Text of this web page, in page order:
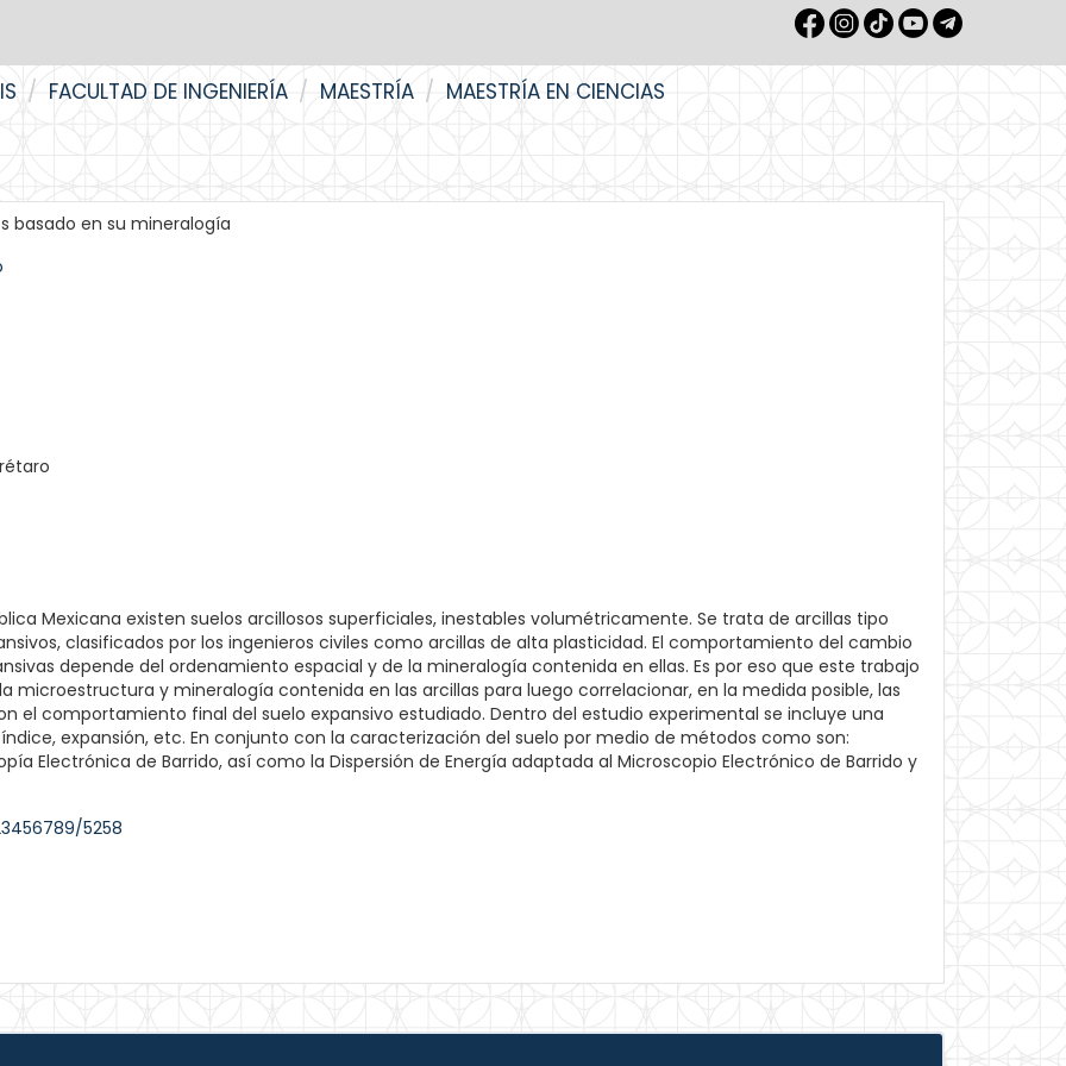
FACULTAD DE INGENIERÍA MAESTRÍA MAESTRÍA EN CIENCIAS
basado en su mineralogía
Mexicana existen suelos arcillosos superficiales, inestables volumétricamente. Se trata de arcillas tipo
clasificados por los ingenieros civiles como arcillas de alta plasticidad. El comportamiento del cambio
depende del ordenamiento espacial y de la mineralogía contenida en ellas. Es por eso que este trabajo
microestructura y mineralogía contenida en las arcillas para luego correlacionar, en la medida posible, las
el comportamiento final del suelo expansivo estudiado. Dentro del estudio experimental se incluye una
expansión, etc. En conjunto con la caracterización del suelo por medio de métodos como son:
Electrónica de Barrido, así como la Dispersión de Energía adaptada al Microscopio Electrónico de Barrido y
5258